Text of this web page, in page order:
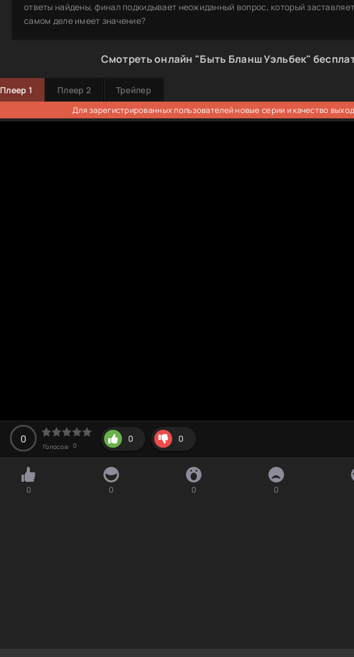
ответы найдены, финал подкидывает неожиданный вопрос, который
самом деле имеет значение?
Смотреть онлайн "Быть Бланш Уэльбек"
Плеер 1 Плеер 2 Трейлер
Для зарегистрированных пользователей новые серии и качество
0
Голосов: 0
0 0
0 0 0 0